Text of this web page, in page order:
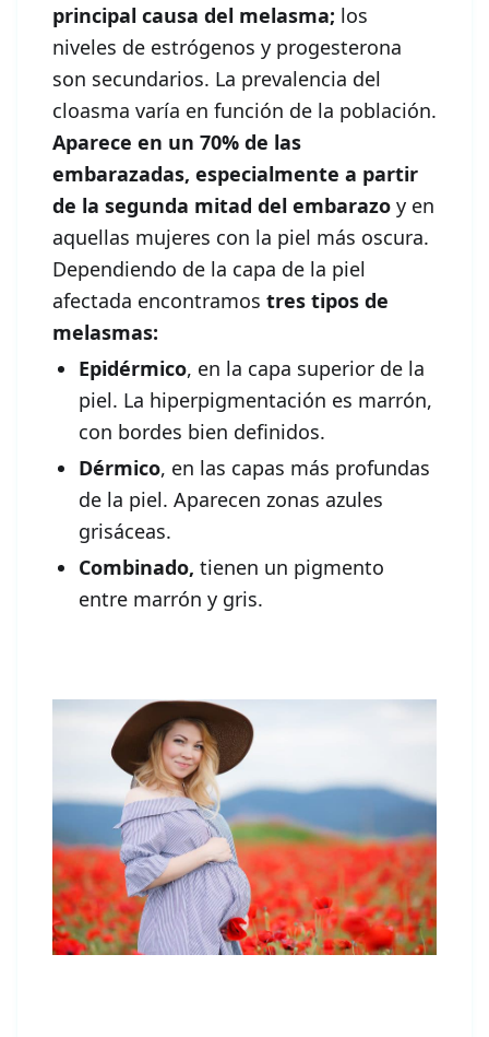
principal causa del melasma; los
niveles de estrógenos y progesterona
son secundarios. La prevalencia del
cloasma varía en función de la población.
Aparece en un 70% de las
embarazadas, especialmente a partir
de la segunda mitad del embarazo y en
aquellas mujeres con la piel más oscura.
Dependiendo de la capa de la piel
afectada encontramos tres tipos de
melasmas:
Epidérmico, en la capa superior de la
piel. La hiperpigmentación es marrón,
con bordes bien definidos.
Dérmico, en las capas más profundas
de la piel. Aparecen zonas azules
grisáceas.
Combinado, tienen un pigmento
entre marrón y gris.